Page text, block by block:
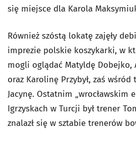
się miejsce dla Karola
Również szóstą lokatę zajęły
imprezie polskie koszykarki, w
mogli oglądać Matyldę Dobejko,
oraz Karolinę Przybył, zaś
Jacynę. Ostatnim „wrocławskim
Igrzyskach w Turcji był trener
znalazł się w sztabie trenerów